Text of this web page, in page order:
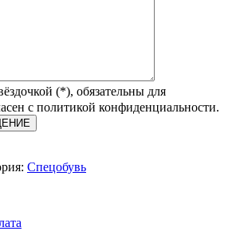
(*), обязательны для
с политикой конфиденциальности.
Спецобувь